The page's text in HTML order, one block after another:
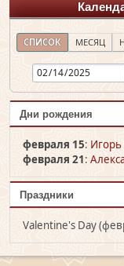
СПИСОК МЕСЯЦ
Дни рождения
февраля 15:
февраля 21:
Праздники
Valentine's Day